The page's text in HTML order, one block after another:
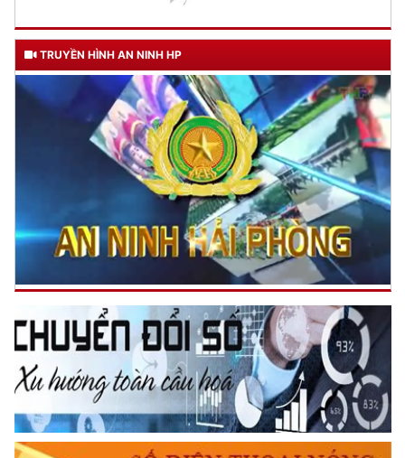
TƯ CÁCH
NGƯỜI CÔNG AN CÁCH MỆNH LÀ:
CẦN, KIỆM, LIÊM, CHÍNH
Đối với đồng sự, phải
THÂN ÁI GIÚP ĐỠ
Đối với chính phủ, phải
TUYỆT ĐỐI TRUNG THÀNH
Đối với nhân dân, phải
KÍNH TRỌNG LỄ PHÉP
TRUYỀN HÌNH AN NINH HP